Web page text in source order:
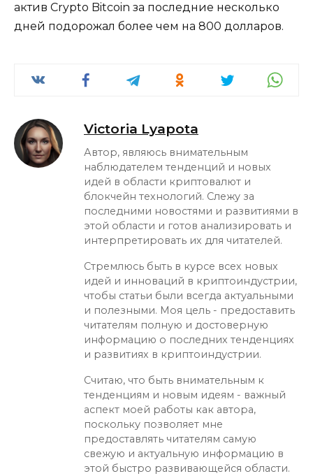
актив Crypto Bitcoin за последние несколько
дней подорожал более чем на 800 долларов.
Victoria Lyapota
Автор, являюсь внимательным
наблюдателем тенденций и новых
идей в области криптовалют и
блокчейн технологий. Слежу за
последними новостями и развитиями в
этой области и готов анализировать и
интерпретировать их для читателей.
Стремлюсь быть в курсе всех новых
идей и инноваций в криптоиндустрии,
чтобы статьи были всегда актуальными
и полезными. Моя цель - предоставить
читателям полную и достоверную
информацию о последних тенденциях
и развитиях в криптоиндустрии.
Считаю, что быть внимательным к
тенденциям и новым идеям - важный
аспект моей работы как автора,
поскольку позволяет мне
предоставлять читателям самую
свежую и актуальную информацию в
этой быстро развивающейся области.